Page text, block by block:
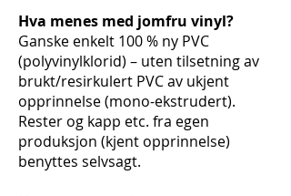
Hva menes med jomfru vinyl?
Ganske enkelt 100 % ny PVC
(polyvinylklorid) – uten tilsetning av
brukt/resirkulert PVC av ukjent
opprinnelse (mono-ekstrudert).
Rester og kapp etc. fra egen
produksjon (kjent opprinnelse)
benyttes selvsagt.